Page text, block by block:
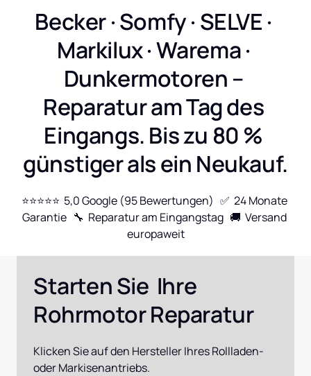
Becker · Somfy · SELVE ·
Markilux · Warema ·
Dunkermotoren –
Reparatur am Tag des
Eingangs. Bis zu 80 %
günstiger als ein Neukauf.
⭐⭐⭐⭐⭐  5,0 Google (95 Bewertungen)   ✅  24 Monate
Garantie   🔧  Reparatur am Eingangstag   🚚  Versand
europaweit
Starten Sie  Ihre
Rohrmotor Reparatur
Klicken Sie auf den Hersteller Ihres Rollladen-
oder Markisenantriebs.